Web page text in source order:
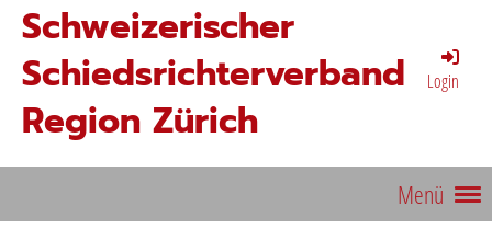
Schweizerischer
Schiedsrichterverband
Region Zürich
Login
Menü